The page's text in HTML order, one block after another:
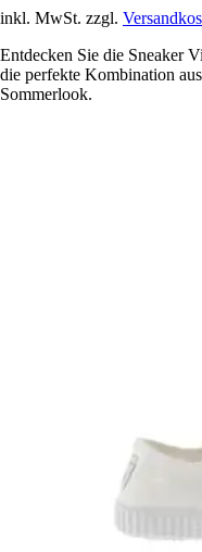
inkl. MwSt. zzgl.
Entdecken Sie die Sneaker
die perfekte Kombination
Sommerlook.